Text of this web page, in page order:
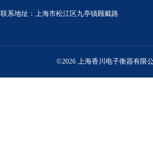
联系地址：上海市松江区九亭镇顾戴路
©2026 上海香川电子衡器有限